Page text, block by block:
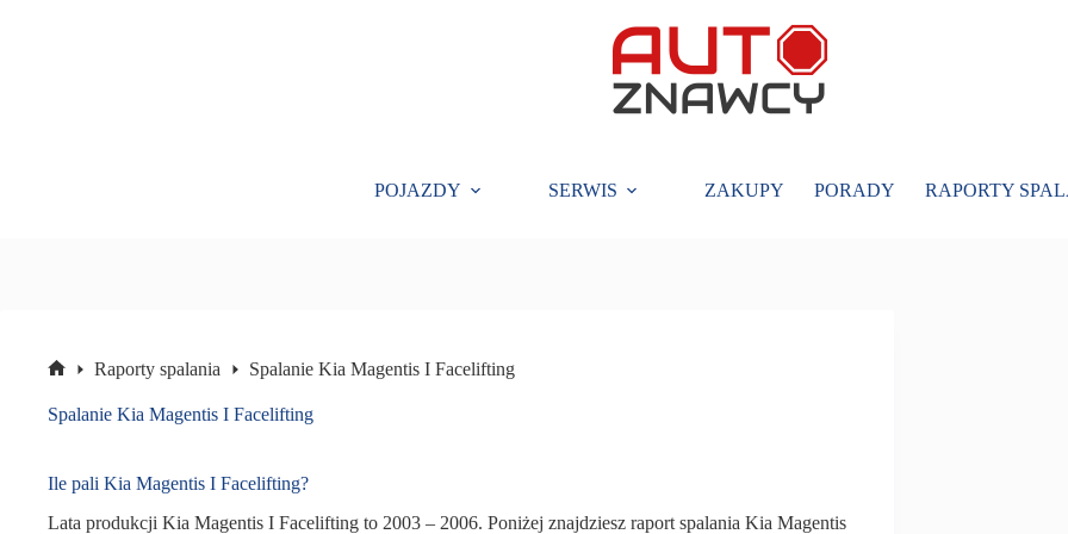
POJAZDY SERWIS ZAKUPY PORADY RAPORTY
główna
Raporty spalania Spalanie Kia Magentis I Facelifting
Spalanie Kia Magentis I Facelifting
Ile pali Kia Magentis I Facelifting?
Lata produkcji Kia Magentis I Facelifting to 2003 – 2006. Poniżej znajdziesz raport spalania Kia Magentis